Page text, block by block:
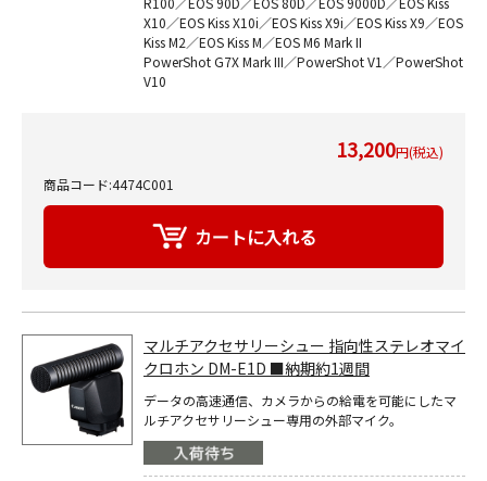
X10／EOS Kiss X10i／EOS Kiss X9i／EOS Kiss X9／EOS
Kiss M2／EOS Kiss M／EOS M6 Mark II
PowerShot G7X Mark III／PowerShot V1／PowerShot
V10
13,200円(税込)
商品コード:4474C001
マルチアクセサリーシュー 指向性ステレオマイ
クロホン DM-E1D ■納期約1週間
データの高速通信、カメラからの給電を可能にしたマ
ルチアクセサリーシュー専用の外部マイク。